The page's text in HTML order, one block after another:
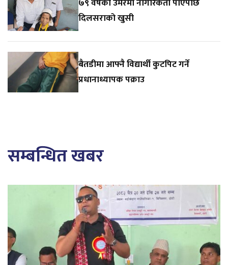
७९ वर्षको उमेरमा नागरिकता पाएपछि
दिलसराको खुसी
बैतडीमा आफ्नै विद्यार्थी कुटपिट गर्ने
प्रधानाध्यापक पक्राउ
सम्बन्धित खबर